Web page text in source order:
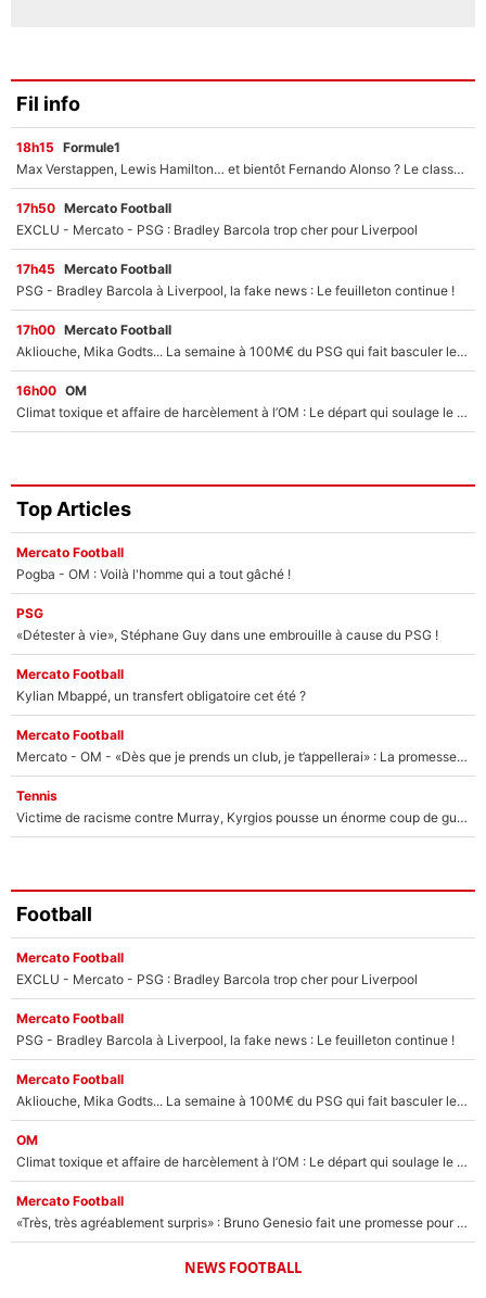
Fil info
18h15 Formule1
Max Verstappen, Lewis Hamilton… et bientôt Fernando Alonso ? Le classement des pilotes les mieux payés en Formule 1 risque de changer !
17h50 Mercato Football
EXCLU - Mercato - PSG : Bradley Barcola trop cher pour Liverpool
17h45 Mercato Football
PSG - Bradley Barcola à Liverpool, la fake news : Le feuilleton continue !
17h00 Mercato Football
Akliouche, Mika Godts... La semaine à 100M€ du PSG qui fait basculer le mercato du PSG !
16h00 OM
Climat toxique et affaire de harcèlement à l’OM : Le départ qui soulage le vestiaire de Bruno Genesio
Top Articles
Mercato Football
Pogba - OM : Voilà l'homme qui a tout gâché !
PSG
«Détester à vie», Stéphane Guy dans une embrouille à cause du PSG !
Mercato Football
Kylian Mbappé, un transfert obligatoire cet été ?
Mercato Football
Mercato - OM - «Dès que je prends un club, je t’appellerai» : La promesse de Marcelino au moment de claquer la porte
Tennis
Victime de racisme contre Murray, Kyrgios pousse un énorme coup de gueule !
Football
Mercato Football
EXCLU - Mercato - PSG : Bradley Barcola trop cher pour Liverpool
Mercato Football
PSG - Bradley Barcola à Liverpool, la fake news : Le feuilleton continue !
Mercato Football
Akliouche, Mika Godts... La semaine à 100M€ du PSG qui fait basculer le mercato du PSG !
OM
Climat toxique et affaire de harcèlement à l’OM : Le départ qui soulage le vestiaire de Bruno Genesio
Mercato Football
«Très, très agréablement surpris» : Bruno Genesio fait une promesse pour la suite du mercato de l’OM et rassure les supporters
NEWS FOOTBALL